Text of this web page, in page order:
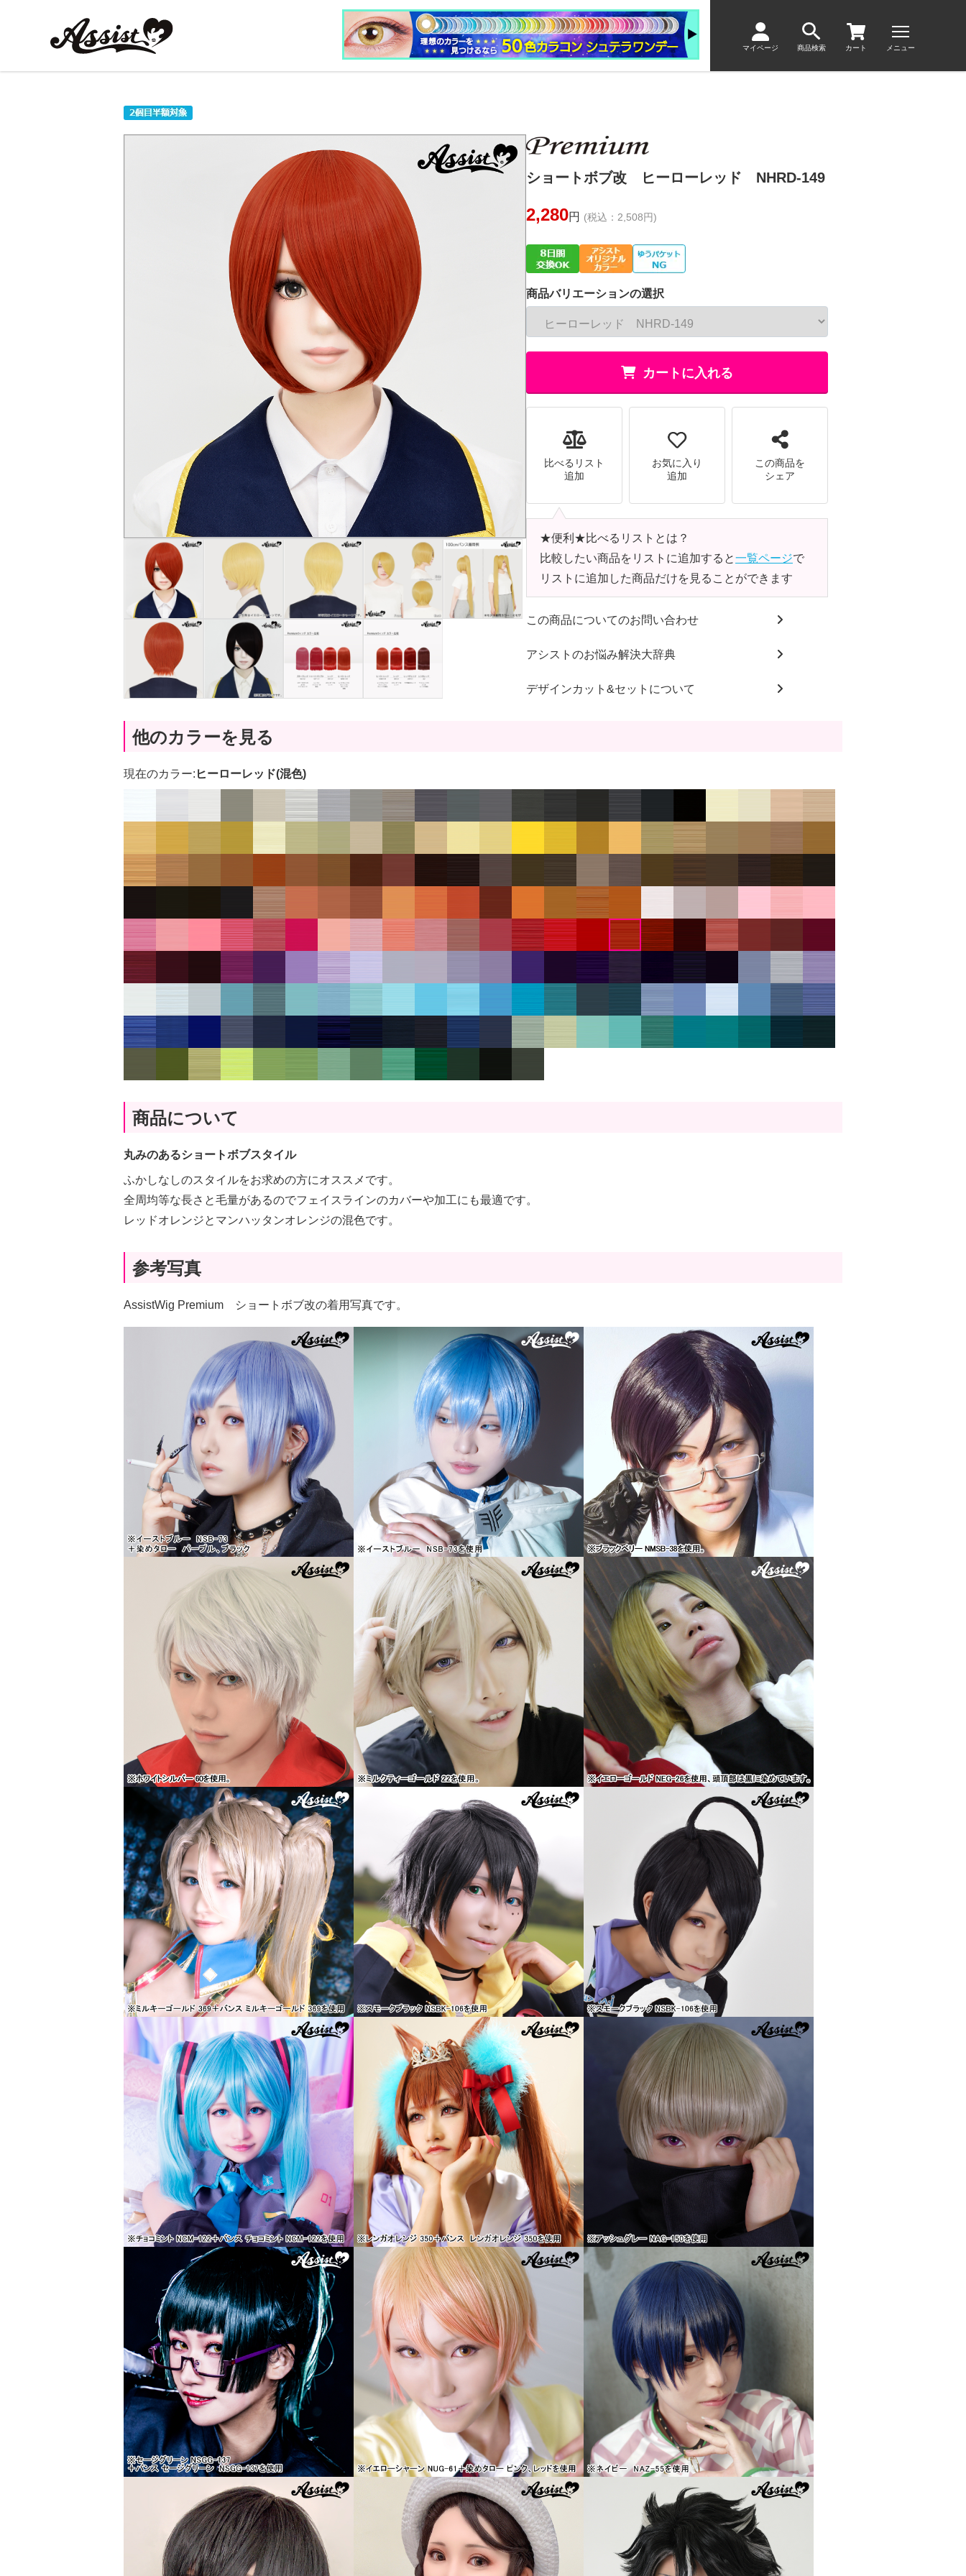
マイページ 商品検索 カート メニュー
ショートボブ改 ヒーローレッド NHRD-149
2,280円 (税込：2,508円)
商品バリエーションの選択
カートに入れる
比べるリスト
追加
お気に入り
追加
この商品を
シェア
★便利★比べるリストとは？
比較したい商品をリストに追加すると一覧ページで
リストに追加した商品だけを見ることができます
この商品についてのお問い合わせ
アシストのお悩み解決大辞典
デザインカット&セットについて
他のカラーを見る
現在のカラー: ヒーローレッド(混色)
商品について
丸みのあるショートボブスタイル
ふかしなしのスタイルをお求めの方にオススメです。
全周均等な長さと毛量があるのでフェイスラインのカバーや加工にも最適です。
レッドオレンジとマンハッタンオレンジの混色です。
参考写真
AssistWig Premium ショートボブ改の着用写真です。